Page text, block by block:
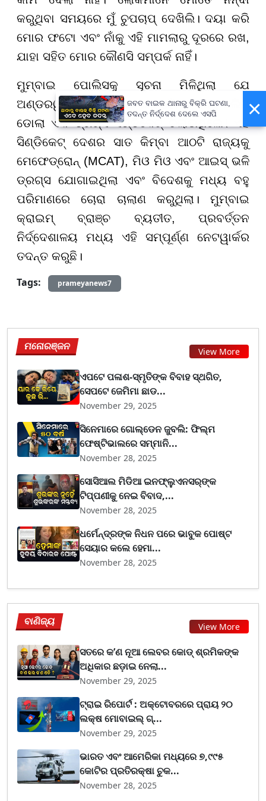
କରୁଥିବା ସମୟରେ ମୁଁ ଚୁପଚାପ୍ ଦେଖିଲି। ଦୟା କରି
ମୋର ଫଟୋ ଏବଂ ନାଁକୁ ଏହି ମାମଲାରୁ ଦୂରରେ ରଖ,
ଯାହା ସହିତ ମୋର କୌଣସି ସମ୍ପର୍କ ନାହିଁ।
ମୁମ୍ବାଇ ପୋଲିସକୁ ସୂଚନା ମିଳିଥିଲା ଯେ
ଅଣ୍ଡରୱାର୍ଲ୍ଡ ଡନ୍ ଦାଉଦ ଇବ୍ରାହିମର ବନ୍ଧୁ ସଲିମ୍
ଡୋଲା ଏକ ଡ୍ରଗ୍ସ ସିଣ୍ଡିକେଟ୍ ଚଲାଉଥିଲେ। ଏହି
ସିଣ୍ଡିକେଟ୍ ଦେଶର ସାତ କିମ୍ବା ଆଠଟି ରାଜ୍ୟକୁ
ମେଫେଡ୍ରୋନ୍ (MCAT), ମିଓ ମିଓ ଏବଂ ଆଇସ୍ ଭଳି
ଡ୍ରଗ୍ସ ଯୋଗାଇଥିଲା ଏବଂ ବିଦେଶକୁ ମଧ୍ୟ ବହୁ
ପରିମାଣରେ ଚୋରା ଚାଲାଣ କରୁଥିଲା। ମୁମ୍ବାଇ
କ୍ରାଇମ୍ ବ୍ରାଞ୍ଚ ବ୍ୟତୀତ, ପ୍ରବର୍ତ୍ତନ
ନିର୍ଦ୍ଦେଶାଳୟ ମଧ୍ୟ ଏହି ସମ୍ପୂର୍ଣ୍ଣ ନେଟୱାର୍କର
ତଦନ୍ତ କରୁଛି।
Tags:
prameyanews7
ମନୋରଞ୍ଜନ View More
ଏପଟେ ପଳାଶ-ସ୍ମୃତିଙ୍କ ବିବାହ ସ୍ଥଗିତ,
ସେପଟେ ଜେମିମା ଛାଡ...
November 29, 2025
ସିନେମାରେ ଗୋଲ୍ଡେନ ଜୁବଲି: ଫିଲ୍ମ
ଫେଷ୍ଟିଭାଲରେ ସମ୍ମାନି...
November 28, 2025
ସୋସିଆଲ ମିଡିଆ ଇନଫ୍ଲୁଏନସର୍‌ଙ୍କ
ଟିପ୍ପଣୀକୁ ନେଇ ବିବାଦ,...
November 28, 2025
ଧର୍ମେନ୍ଦ୍ରଙ୍କ ନିଧନ ପରେ ଭାବୁକ ପୋଷ୍ଟ
ସେୟାର କଲେ ହେମା...
November 28, 2025
ବାଣିଜ୍ୟ View More
ସତରେ କ’ଣ ନୂଆ ଲେବର କୋଡ୍‌ ଶ୍ରମିକଙ୍କ
ଅଧିକାର ଛଡ଼ାଇ ନେଲା...
November 29, 2025
ଟ୍ରାଇ ରିପୋର୍ଟ : ଅକ୍ଟୋବରରେ ପ୍ରାୟ ୨୦
ଲକ୍ଷ ମୋବାଇଲ୍ ଗ୍...
November 29, 2025
ଭାରତ ଏବଂ ଆମେରିକା ମଧ୍ୟରେ ୭,୯୯୫
କୋଟିର ପ୍ରତିରକ୍ଷା ଚୁକ...
November 28, 2025
×
ଜବତ ବାଇକ ଥାନାରୁ ବିକ୍ରି ଘଟଣା,
ତଦନ୍ତ ନିର୍ଦ୍ଦେଶ ଦେଲେ ଏସପି